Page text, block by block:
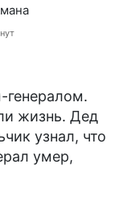
жизнь. Дед
узнал, что
умер,